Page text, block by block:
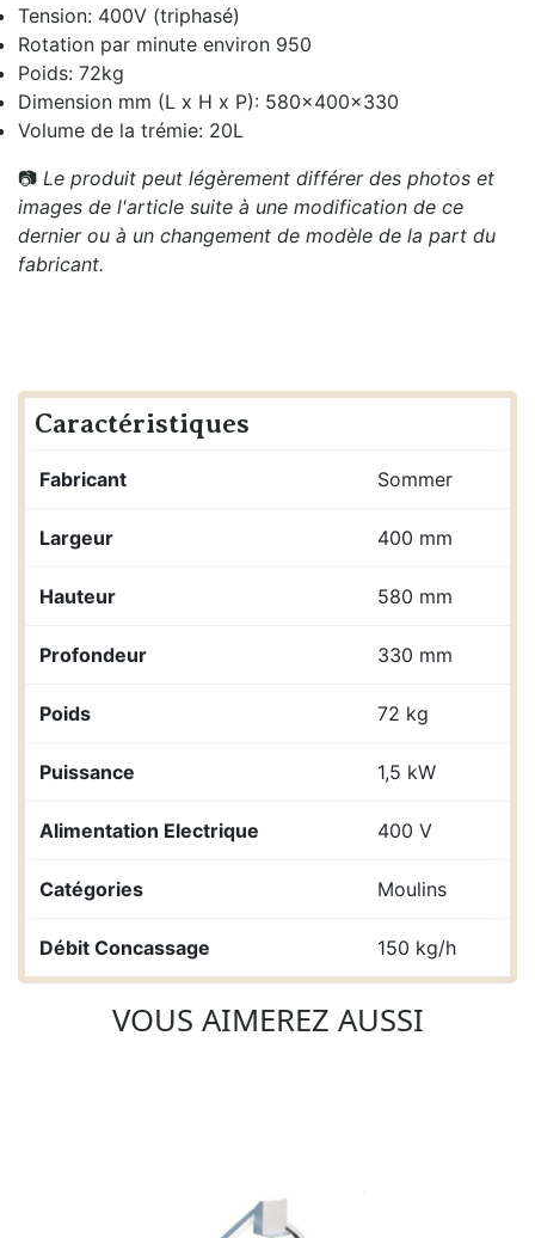
Tension: 400V (triphasé)
Rotation par minute environ 950
Poids: 72kg
Dimension mm (L x H x P): 580x400x330
Volume de la trémie: 20L
📷 Le produit peut légèrement différer des photos et
images de l'article suite à une modification de ce
dernier ou à un changement de modèle de la part du
fabricant.
Caractéristiques
Fabricant Sommer
Largeur 400 mm
Hauteur 580 mm
Profondeur 330 mm
Poids 72 kg
Puissance 1,5 kW
Alimentation Electrique 400 V
Catégories Moulins
Débit Concassage 150 kg/h
VOUS AIMEREZ AUSSI